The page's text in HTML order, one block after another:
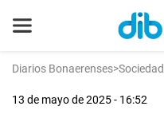
Diarios Bonaerenses>Sociedad
13 de mayo de 2025 - 16:52